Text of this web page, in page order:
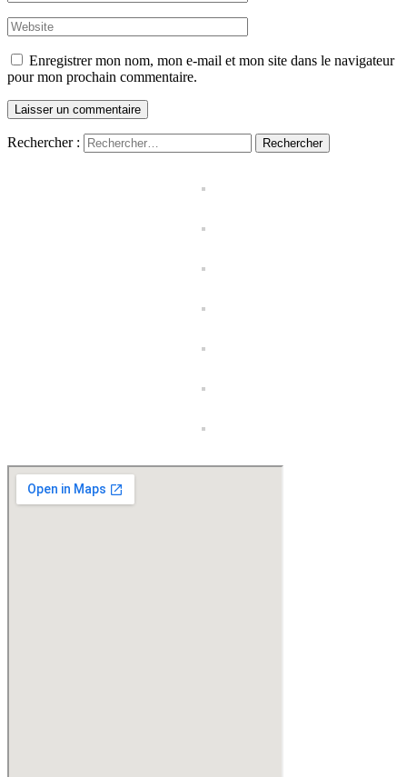
Enregistrer mon nom, mon e-mail et mon site dans le navigateur
pour mon prochain commentaire.
Rechercher :